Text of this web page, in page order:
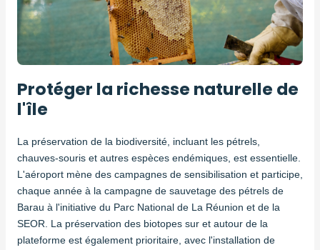
Protéger la richesse naturelle de
l'île
La préservation de la biodiversité, incluant les pétrels,
chauves-souris et autres espèces endémiques, est essentielle.
L'aéroport mène des campagnes de sensibilisation et participe,
chaque année à la campagne de sauvetage des pétrels de
Barau à l'initiative du Parc National de La Réunion et de la
SEOR. La préservation des biotopes sur et autour de la
plateforme est également prioritaire, avec l'installation de